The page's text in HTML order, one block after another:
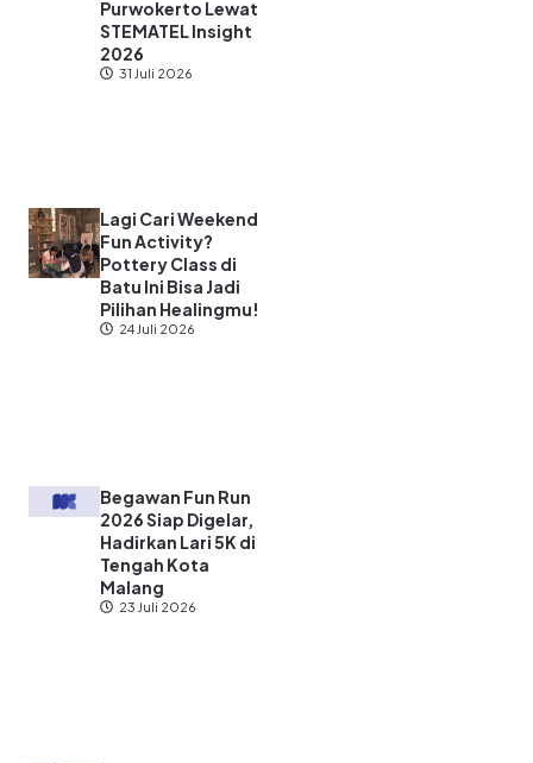
Purwokerto Lewat
STEMATEL Insight
2026
31 Juli 2026
Lagi Cari Weekend
Fun Activity?
Pottery Class di
Batu Ini Bisa Jadi
Pilihan Healingmu!
24 Juli 2026
Begawan Fun Run
2026 Siap Digelar,
Hadirkan Lari 5K di
Tengah Kota
Malang
23 Juli 2026